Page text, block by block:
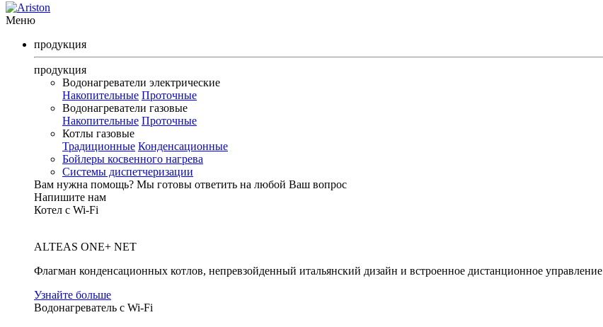
Меню
продукция
продукция
Водонагреватели электрические
Накопительные Проточные
Водонагреватели газовые
Накопительные Проточные
Котлы газовые
Традиционные Конденсационные
Бойлеры косвенного нагрева
Системы диспетчеризации
Вам нужна помощь? Мы готовы ответить на любой Ваш вопрос
Напишите нам
Котел с Wi-Fi
ALTEAS ONE+ NET
Флагман конденсационных котлов, непревзойденный итальянский дизайн и встроенное дистанционное управление
Узнайте больше
Водонагреватель с Wi-Fi